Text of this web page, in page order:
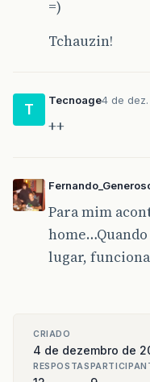
=)
Tchauzin!
T
Tecnoage4 de
++
Para mim
lugar,
CRIADO
4 de dezembro de
RESPOSTAS